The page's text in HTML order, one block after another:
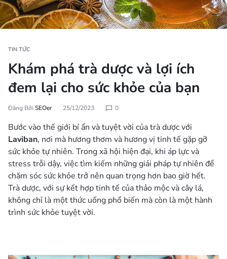
TIN TỨC
Khám phá trà dược và lợi ích
đem lại cho sức khỏe của bạn
Đăng Bởi SEOer 25/12/2023 0
Bước vào thế giới bí ẩn và tuyệt vời của trà dược với
Laviban, nơi mà hương thơm và hương vị tinh tế gặp gỡ
sức khỏe tự nhiên. Trong xã hội hiện đại, khi áp lực và
stress trỗi dậy, việc tìm kiếm những giải pháp tự nhiên để
chăm sóc sức khỏe trở nên quan trọng hơn bao giờ hết.
Trà dược, với sự kết hợp tinh tế của thảo mộc và cây lá,
không chỉ là một thức uống phổ biến mà còn là một hành
trình sức khỏe tuyệt vời.